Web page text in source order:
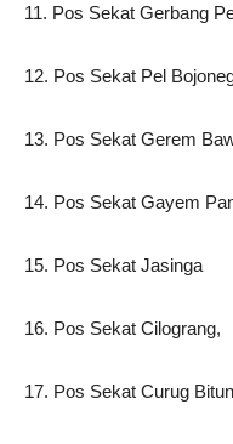
11. Pos Sekat Gerbang
12. Pos Sekat Pel
13. Pos Sekat Gerem
14. Pos Sekat Gayem
15. Pos Sekat Jasinga
16. Pos Sekat Cilograng,
17. Pos Sekat Curug